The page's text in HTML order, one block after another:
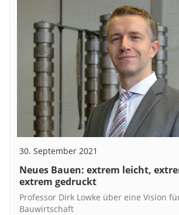
30. September 2021
Neues Bauen: extrem leicht,
extrem gedruckt
Professor Dirk Lowke über eine Vision
Bauwirtschaft